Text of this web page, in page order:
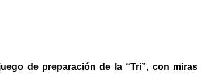
de preparación de la “Tri”, con